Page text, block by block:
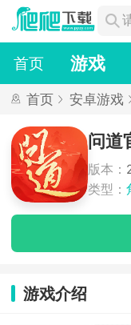
首页 游戏
首页 安卓游戏
问道
版本：
类型：
游戏介绍